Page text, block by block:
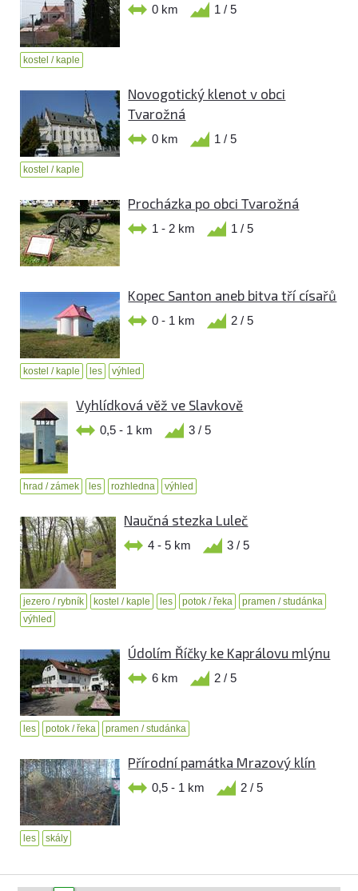
0 km 1 / 5
kostel / kaple
Novogotický klenot v obci
Tvarožná
0 km 1 / 5
kostel / kaple
Procházka po obci Tvarožná
1 - 2 km 1 / 5
Kopec Santon aneb bitva tří císařů
0 - 1 km 2 / 5
kostel / kaple les výhled
Vyhlídková věž ve Slavkově
0,5 - 1 km 3 / 5
hrad / zámek les rozhledna výhled
Naučná stezka Luleč
4 - 5 km 3 / 5
jezero / rybník kostel / kaple les potok / řeka
pramen / studánka
výhled
Údolím Říčky ke Kaprálovu mlýnu
6 km 2 / 5
les potok / řeka pramen / studánka
Přírodní památka Mrazový klín
0,5 - 1 km 2 / 5
les skály